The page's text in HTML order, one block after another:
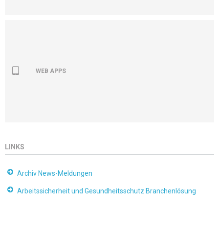
WEB APPS
LINKS
Archiv News-Meldungen
Arbeitssicherheit und Gesundheitsschutz Branchenlösung